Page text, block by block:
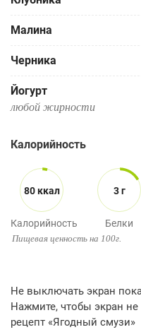
Малина
Черника
Йогурт
любой жирности
Калорийность
80 ккал
Калорийность
3 г
Белки
Пищевая ценность на 100г.